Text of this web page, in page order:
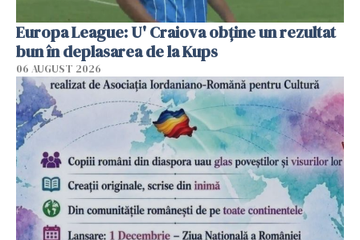
Europa League: U' Craiova obține un rezultat
bun în deplasarea de la Kups
06 AUGUST 2026